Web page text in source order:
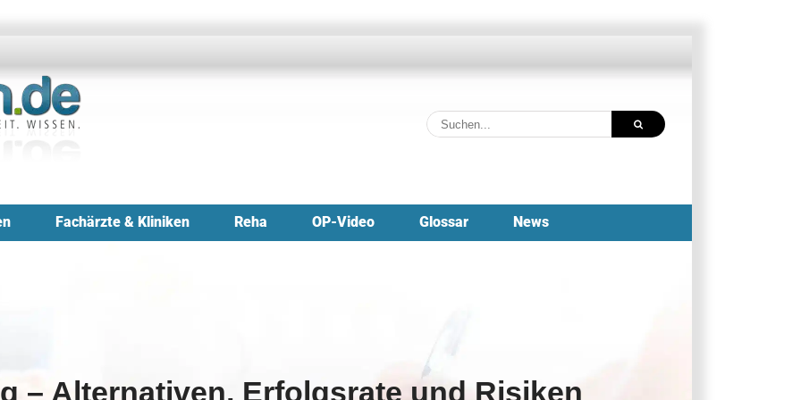
Suche
nach:
Fachärzte & Kliniken Reha OP-Video Glossar News
– Alternativen, Erfolgsrate und Risiken